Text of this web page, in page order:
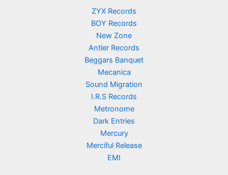
ZYX Records
BOY Records
New Zone
Antler Records
Beggars Banquet
Mecanica
Sound Migration
I.R.S Records
Metronome
Dark Entries
Mercury
Merciful Release
EMI